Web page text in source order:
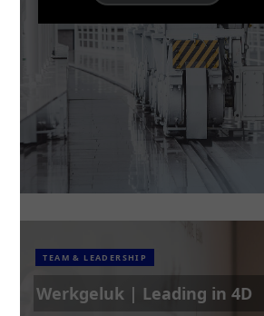
TEAM & LEADERSHIP
Werkgeluk | Leading in 4D